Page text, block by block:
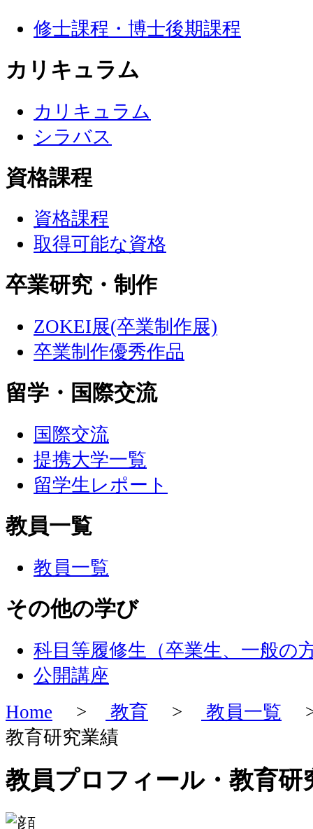
修士課程・博士後期課程
カリキュラム
カリキュラム
シラバス
資格課程
資格課程
取得可能な資格
卒業研究・制作
ZOKEI展(卒業制作展)
卒業制作優秀作品
留学・国際交流
国際交流
提携大学一覧
留学生レポート
教員一覧
教員一覧
その他の学び
科目等履修生（卒業生、一般の
公開講座
Home > 教育 > 教員一覧 >
教育研究業績
教員プロフィール・教育研